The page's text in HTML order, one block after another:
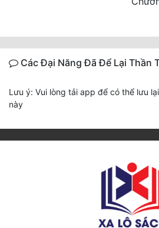
Các Đại Năng Đã Để Lại Thần
Lưu ý: Vui lòng tải app để có thể lưu
này